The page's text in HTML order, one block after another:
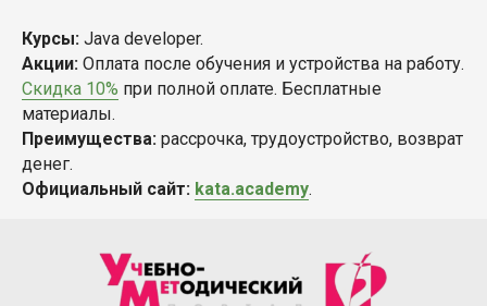
Курсы: Java developer.
Акции: Оплата после обучения и устройства на работу.
Скидка 10% при полной оплате. Бесплатные
материалы.
Преимущества: рассрочка, трудоустройство, возврат
денег.
Официальный сайт: kata.academy.